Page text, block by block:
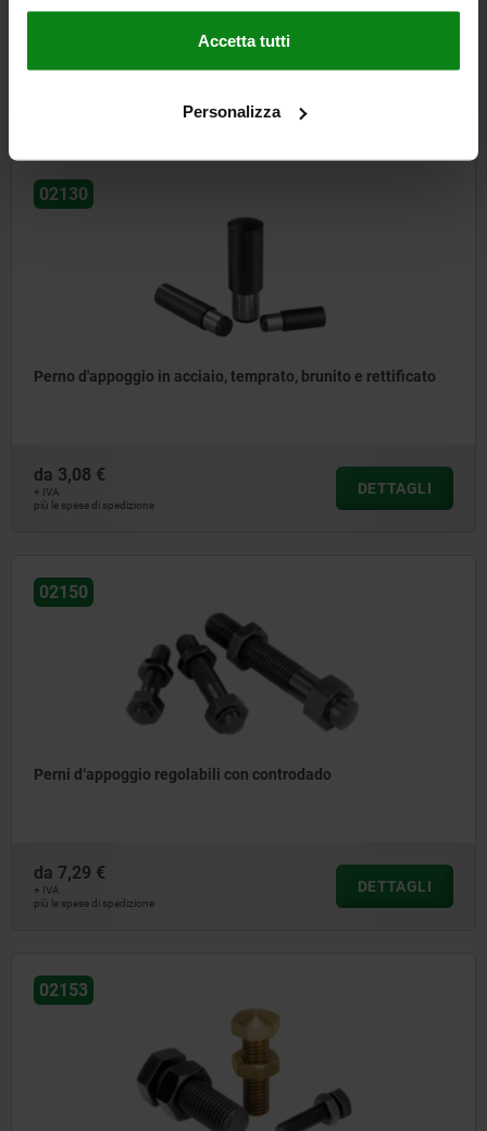
Accetta tutti
Personalizza
da13,50 €
02130
Perno d'appoggio in acciaio, temprato, brunito e rettificato
da 3,08 €
+ IVA
più le spese di spedizione
DETTAGLI
02150
Perni d‘appoggio regolabili con controdado
da 7,29 €
+ IVA
più le spese di spedizione
DETTAGLI
02153